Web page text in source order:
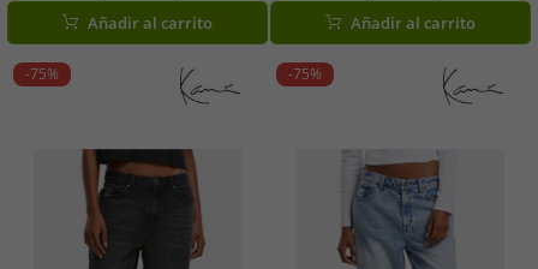
Añadir al carrito Añadir al carrito
-75% -75%